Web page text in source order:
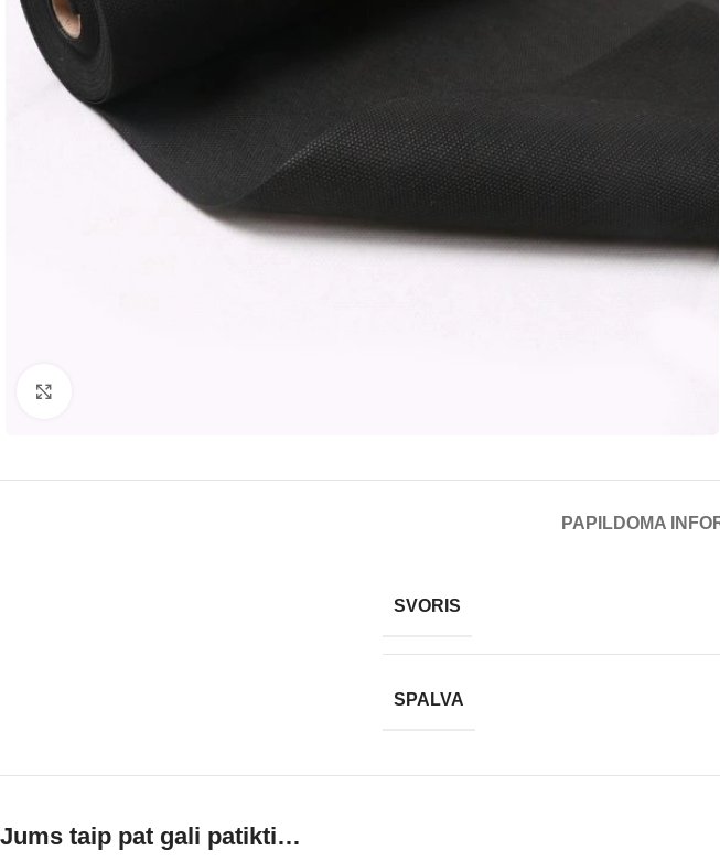
PAPILDOMA
SVORIS
SPALVA
Jums taip pat gali patikti…